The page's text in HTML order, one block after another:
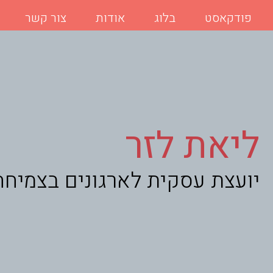
פודקאסט בלוג אודות צור קשר
ליאת לזר
יועצת עסקית לארגונים